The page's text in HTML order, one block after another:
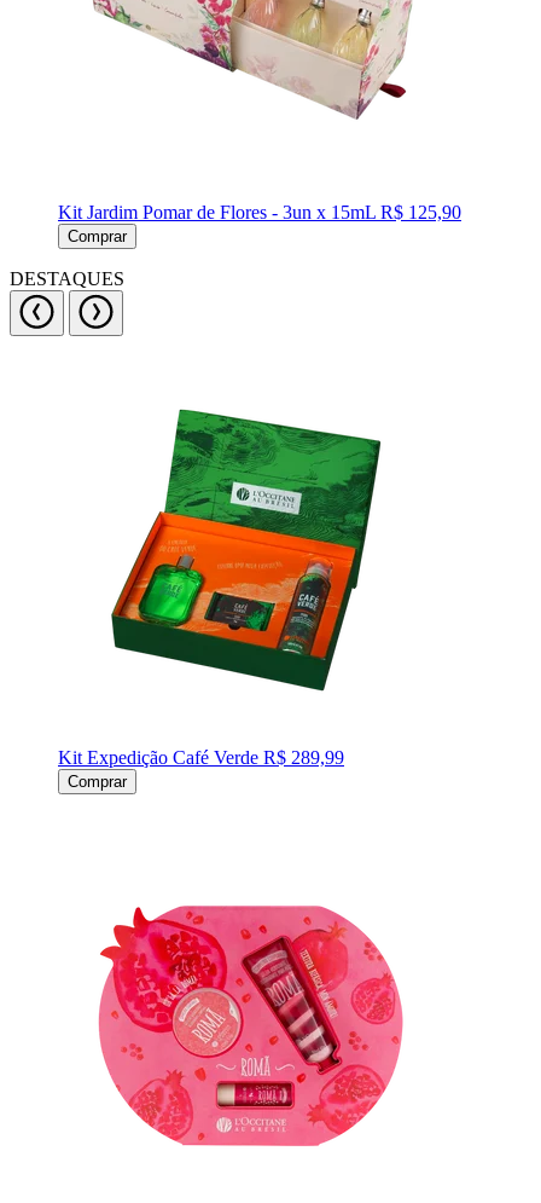
Kit Jardim Pomar de Flores - 3un x 15mL R$ 125,90
Comprar
DESTAQUES
Kit Expedição Café Verde R$ 289,99
Comprar